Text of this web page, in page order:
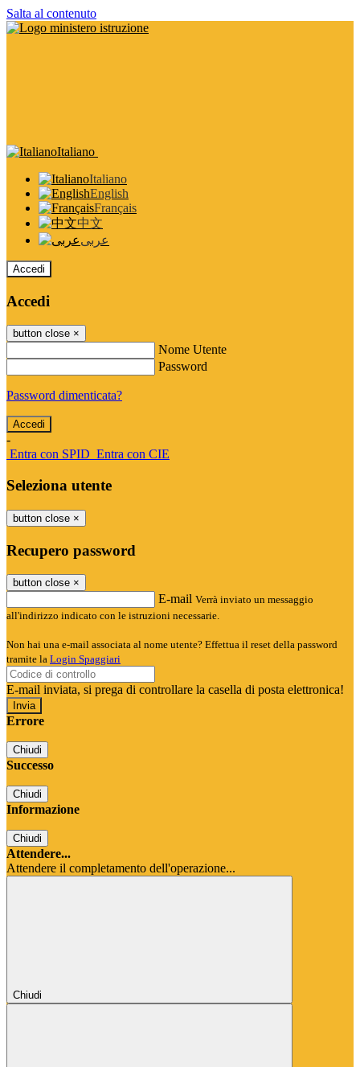
Salta al contenuto
Italiano
Italiano
English
Français
中文
عربى
Accedi
Accedi
button close ×
Nome Utente
Password
Password dimenticata?
-
Entra con SPID Entra con CIE
Seleziona utente
button close ×
Recupero password
button close ×
E-mail Verrà inviato un messaggio
all'indirizzo indicato con le istruzioni necessarie.
Non hai una e-mail associata al nome utente? Effettua il reset della password
tramite la Login Spaggiari
E-mail inviata, si prega di controllare la casella di posta elettronica!
Errore
Chiudi
Successo
Chiudi
Informazione
Chiudi
Attendere...
Attendere il completamento dell'operazione...
Chiudi